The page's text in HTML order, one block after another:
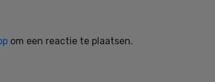
om een reactie te plaatsen.